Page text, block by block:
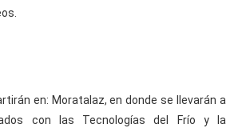
en: Moratalaz, en donde se llevarán a
con las Tecnologías del Frío y la